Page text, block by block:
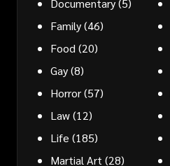
Documentary(5)
Family(46)
Food (20)
Gay(8)
Horror(57)
Law(12)
Life (185)
Martial Art (28)